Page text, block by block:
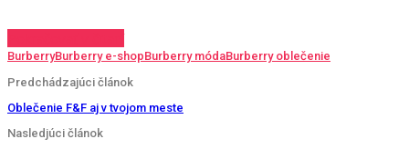
BurberryBurberry e-shopBurberry módaBurberry oblečenie
Predchádzajúci článok
Oblečenie F&F aj v tvojom meste
Nasledjúci článok